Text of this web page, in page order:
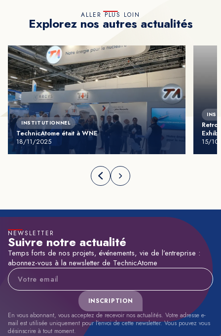
ALLER PLUS LOIN
Explorez nos autres actualités
INSTITUTIONNEL
TechnicAtome était à WNE
18/11/2025
15/
NEWSLETTER
Suivre notre actualité
Temps forts de nos projets, événements, vie de l’entreprise :
abonnez-vous à la newsletter de TechnicAtome
Adresse e-mail
INSCRIPTION
En vous abonnant, vous acceptez de recevoir nos actualités. Votre adresse e-
mail est utilisée uniquement pour l’envoi de cette newsletter. Vous pouvez vous
désinscrire à tout moment.